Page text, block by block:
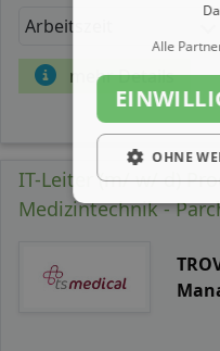
Arbeitszeit
mehr Details
IT-Leiter (m/ w/ d)
Medizintechnik -
Alle
OHNE